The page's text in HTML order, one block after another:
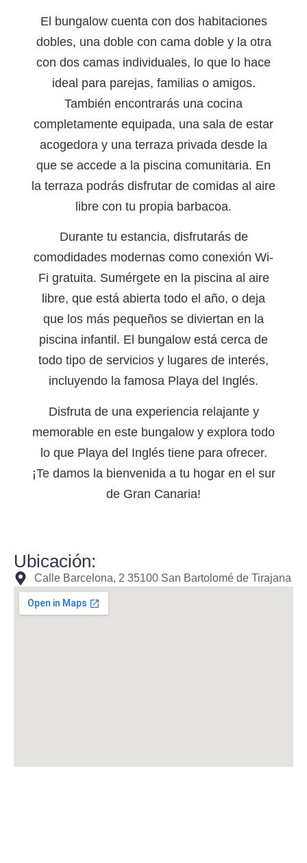
El bungalow cuenta con dos habitaciones
dobles, una doble con cama doble y la otra
con dos camas individuales, lo que lo hace
ideal para parejas, familias o amigos.
También encontrarás una cocina
completamente equipada, una sala de estar
acogedora y una terraza privada desde la
que se accede a la piscina comunitaria. En
la terraza podrás disfrutar de comidas al aire
libre con tu propia barbacoa.
Durante tu estancia, disfrutarás de
comodidades modernas como conexión Wi-
Fi gratuita. Sumérgete en la piscina al aire
libre, que está abierta todo el año, o deja
que los más pequeños se diviertan en la
piscina infantil. El bungalow está cerca de
todo tipo de servicios y lugares de interés,
incluyendo la famosa Playa del Inglés.
Disfruta de una experiencia relajante y
memorable en este bungalow y explora todo
lo que Playa del Inglés tiene para ofrecer.
¡Te damos la bienvenida a tu hogar en el sur
de Gran Canaria!
Ubicación:
Calle Barcelona, 2 35100 San Bartolomé de Tirajana